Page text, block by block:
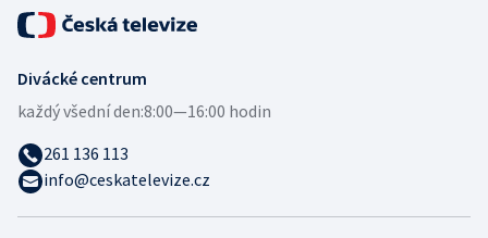
Divácké centrum
každý všední den:8:00—16:00 hodin
261 136 113
info@ceskatelevize.cz